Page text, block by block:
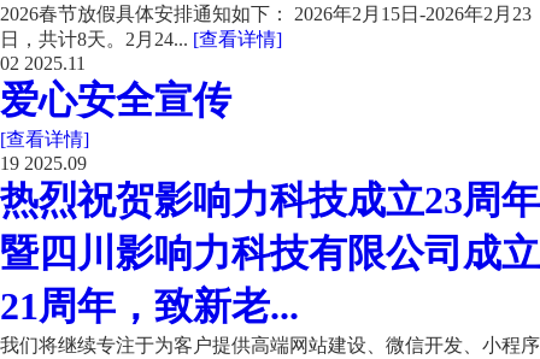
2026春节放假具体安排通知如下： 2026年2月15日-2026年2月23
日，共计8天。2月24... [查看详情]
02 2025.11
爱心安全宣传
[查看详情]
19 2025.09
热烈祝贺影响力科技成立23周年
暨四川影响力科技有限公司成立
21周年，致新老...
我们将继续专注于为客户提供高端网站建设、微信开发、小程序